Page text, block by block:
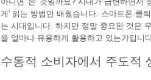
게' 읽는 방법만 배웠습니다. 스마트폰 클
는 시대입니다. 하지만 정말 중요한 것은
을 얼마나 유용하게 활용하고 있는가입니
수동적 소비자에서 주도적